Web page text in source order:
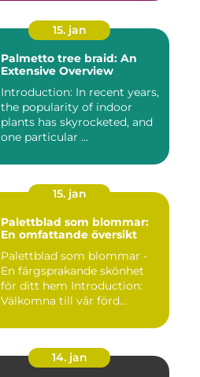
15. jan
Palmetto tree braid: An
Extensive Overview
Introduction: In recent years,
the popularity of indoor
plants has skyrocketed, and
one particular ...
15. jan
Palettblad som blommar:
En omfattande översikt
Palettblad som blommar -
En färgsprakande skönhet
för ditt hem Introduction:
Välkomna till vår förd...
14. jan